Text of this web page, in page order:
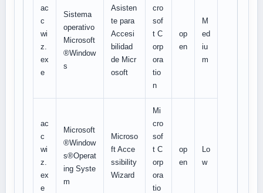
ac
c
wi
z.
ex
e
Sistema
operativo
Microsoft
®Window
s
Asisten
te para
Accesi
bilidad
de Micr
osoft
cro
sof
t C
orp
ora
tio
n
op
en
M
ed
iu
m
ac
c
wi
z.
ex
e
Microsoft
®Window
s®Operat
ing Syste
m
Microso
ft Acce
ssibility
Wizard
Mi
cro
sof
t C
orp
ora
tio
op
en
Lo
w